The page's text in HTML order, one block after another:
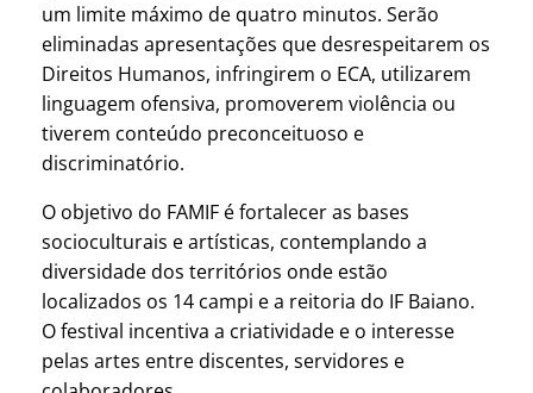
um limite máximo de quatro minutos. Serão
eliminadas apresentações que desrespeitarem os
Direitos Humanos, infringirem o ECA, utilizarem
linguagem ofensiva, promoverem violência ou
tiverem conteúdo preconceituoso e
discriminatório.
O objetivo do FAMIF é fortalecer as bases
socioculturais e artísticas, contemplando a
diversidade dos territórios onde estão
localizados os 14 campi e a reitoria do IF Baiano.
O festival incentiva a criatividade e o interesse
pelas artes entre discentes, servidores e